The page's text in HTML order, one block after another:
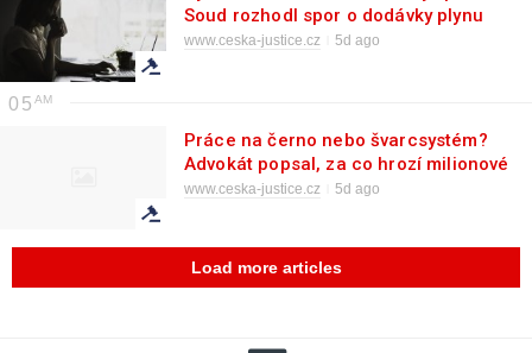
Soud rozhodl spor o dodávky plynu
www.ceska-justice.cz 5d ago
05
Práce na černo nebo švarcsystém?
Advokát popsal, za co hrozí milionové
pokuty
www.ceska-justice.cz 5d ago
Load more articles